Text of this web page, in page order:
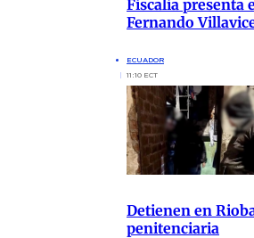
Fiscalía presenta
Fernando
ECUADOR
11:10 ECT
Detienen en
penitenciaria